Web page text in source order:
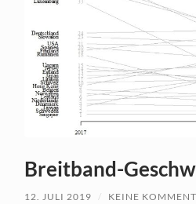
Breitband-
12. JULI 2019 / KEINE